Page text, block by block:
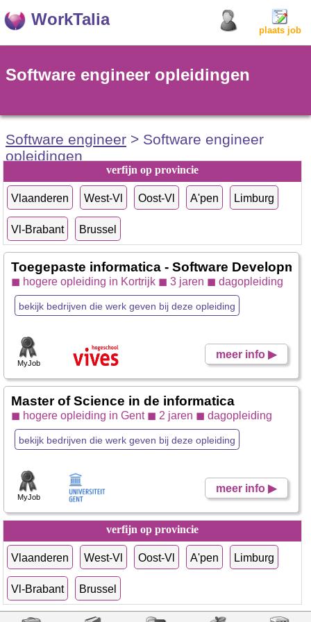
WorkTalia
plaats job
Software engineer opleidingen
Software engineer > Software engineer
opleidingen
verfijn op provincie
Vlaanderen West-Vl Oost-Vl A'pen Limburg
Vl-Brabant Brussel
Toegepaste informatica - Software
◼ hogere opleiding in Kortrijk ◼ 3 jaren ◼ dagopleiding
bekijk bedrijven die werk geven bij deze opleiding
meer info ▶
MyJob
Master of Science in de informatica
◼ hogere opleiding in Gent ◼ 2 jaren ◼ dagopleiding
bekijk bedrijven die werk geven bij deze opleiding
meer info ▶
MyJob
verfijn op provincie
Vlaanderen West-Vl Oost-Vl A'pen Limburg
Vl-Brabant Brussel